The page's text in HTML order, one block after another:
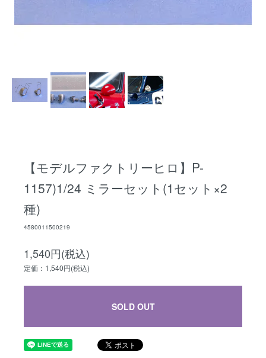
【モデルファクトリーヒロ】P-
1157)1/24 ミラーセット(1セット×2
種)
4580011500219
1,540円(税込)
定価：1,540円(税込)
SOLD OUT